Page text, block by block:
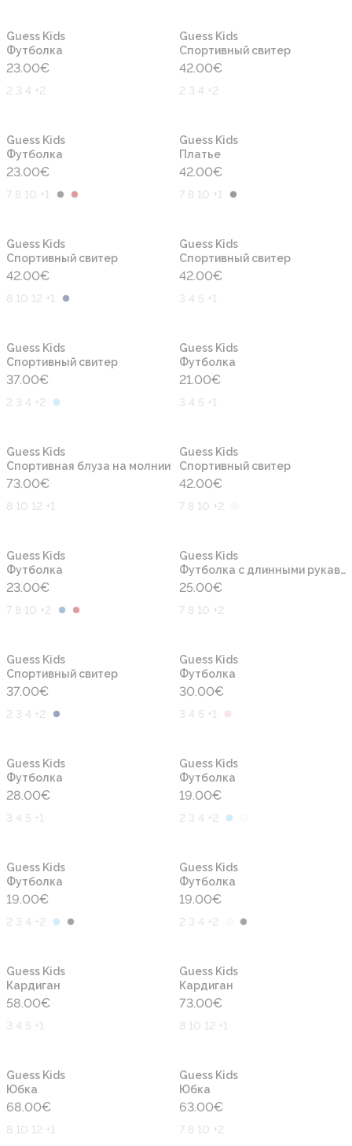
Guess Kids
Футболка
23.00€
2 3 4 +2
Guess Kids
Cпортивный свитер
42.00€
2 3 4 +2
Guess Kids
Футболка
23.00€
7 8 10 +1
Guess Kids
Платье
42.00€
7 8 10 +1
Guess Kids
Cпортивный свитер
42.00€
8 10 12 +1
Guess Kids
Cпортивный свитер
42.00€
3 4 5 +1
Guess Kids
Cпортивный свитер
37.00€
2 3 4 +2
Guess Kids
Футболка
21.00€
3 4 5 +1
Guess Kids
Спортивная блуза на молнии
73.00€
8 10 12 +1
Guess Kids
Cпортивный свитер
42.00€
7 8 10 +2
Guess Kids
Футболка
23.00€
7 8 10 +2
Guess Kids
Футболка с длинными рукавами
25.00€
7 8 10 +2
Guess Kids
Cпортивный свитер
37.00€
2 3 4 +2
Guess Kids
Футболка
30.00€
3 4 5 +1
Guess Kids
Футболка
28.00€
3 4 5 +1
Guess Kids
Футболка
19.00€
2 3 4 +2
Guess Kids
Футболка
19.00€
2 3 4 +2
Guess Kids
Футболка
19.00€
2 3 4 +2
Guess Kids
Кардиган
58.00€
3 4 5 +1
Guess Kids
Кардиган
73.00€
8 10 12 +1
Guess Kids
Юбка
68.00€
8 10 12 +1
Guess Kids
Юбка
63.00€
7 8 10 +2